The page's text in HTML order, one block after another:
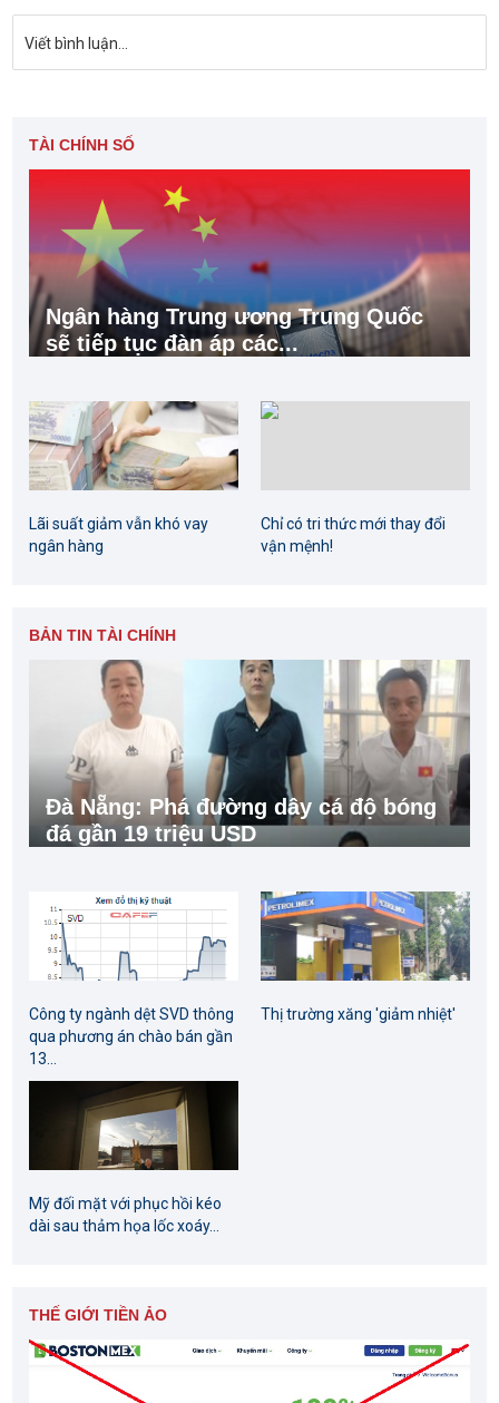
Viết bình luận...
TÀI CHÍNH SỐ
Ngân hàng Trung ương Trung Quốc
sẽ tiếp tục đàn áp các...
Lãi suất giảm vẫn khó vay
ngân hàng
Chỉ có tri thức mới thay đổi
vận mệnh!
BẢN TIN TÀI CHÍNH
Đà Nẵng: Phá đường dây cá độ bóng
đá gần 19 triệu USD
Công ty ngành dệt SVD thông
qua phương án chào bán gần
13...
Thị trường xăng 'giảm nhiệt'
Mỹ đối mặt với phục hồi kéo
dài sau thảm họa lốc xoáy...
THẾ GIỚI TIỀN ẢO